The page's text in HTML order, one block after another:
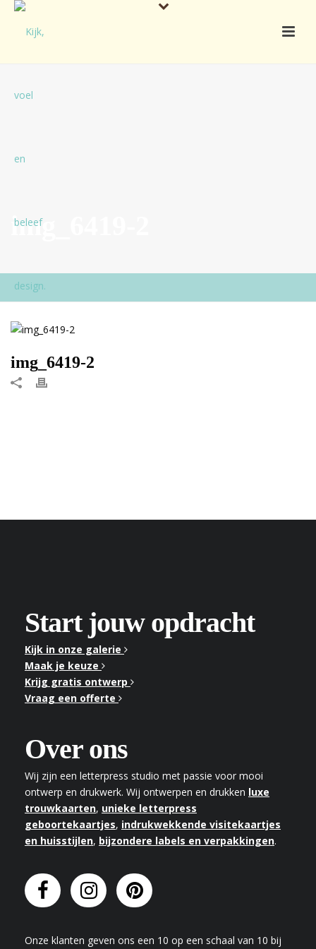
img_6419-2
img_6419-2
Start jouw opdracht
Kijk in onze galerie
Maak je keuze
Krijg gratis ontwerp
Vraag een offerte
Over ons
Wij zijn een letterpress studio met passie voor mooi
ontwerp en drukwerk. Wij ontwerpen en drukken luxe
trouwkaarten, unieke letterpress
geboortekaartjes, indrukwekkende visitekaartjes
en huisstijlen, bijzondere labels en verpakkingen.
Onze klanten geven ons een 10 op een schaal van 10 bij